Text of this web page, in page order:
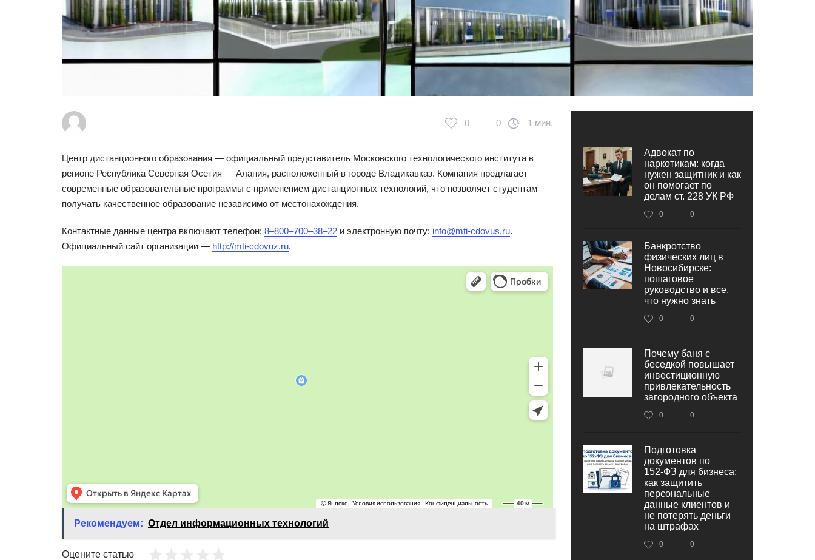
0 0 1 мин.
Центр дистанционного образования — официальный представитель Московского технологического института в
регионе Республика Северная Осетия — Алания, расположенный в городе Владикавказ. Компания предлагает
современные образовательные программы с применением дистанционных технологий, что позволяет студентам
получать качественное образование независимо от местонахождения.
Контактные данные центра включают телефон: 8‒800‒700‒38‒22 и электронную почту: info@mti-cdovus.ru.
Официальный сайт организации — http://mti-cdovuz.ru.
Рекомендуем: Отдел информационных технологий
Оцените статью
Адвокат по
наркотикам: когда
нужен защитник и как
он помогает по
делам ст. 228 УК РФ
0 0
Банкротство
физических лиц в
Новосибирске:
пошаговое
руководство и все,
что нужно знать
0 0
Почему баня с
беседкой повышает
инвестиционную
привлекательность
загородного объекта
0 0
Подготовка
документов по
152‑ФЗ для бизнеса:
как защитить
персональные
данные клиентов и
не потерять деньги
на штрафах
0 0